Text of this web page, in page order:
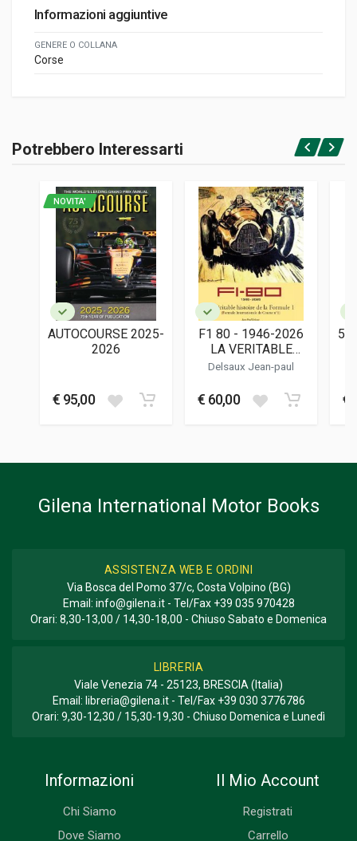
Informazioni aggiuntive
GENERE O COLLANA
Corse
Accedi o registrati
Potrebbero Interessarti
NOVITA'
AUTOCOURSE 2025-
2026
€ 95,00
F1 80 - 1946-2026
LA VERITABLE
HISTOIRE DE LA
Delsaux Jean-paul
€ 60,00
5
€
Gilena International Motor Books
ASSISTENZA WEB E ORDINI
Via Bosca del Pomo 37/c, Costa Volpino (BG)
Email: info@gilena.it- Tel/Fax +39 035 970428
Orari: 8,30-13,00 / 14,30-18,00 - Chiuso Sabato e Domenica
LIBRERIA
Viale Venezia 74 - 25123, BRESCIA (Italia)
Email: libreria@gilena.it- Tel/Fax +39 030 3776786
Orari: 9,30-12,30 / 15,30-19,30 - Chiuso Domenica e Lunedì
Informazioni
Chi Siamo
Dove Siamo
Il Mio Account
Registrati
Carrello